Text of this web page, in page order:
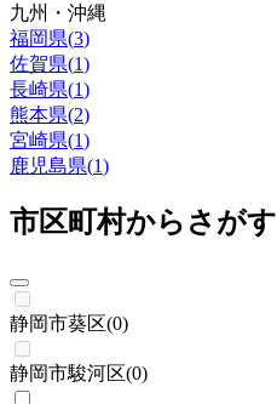
九州・沖縄
福岡県(3)
佐賀県(1)
長崎県(1)
熊本県(2)
宮崎県(1)
鹿児島県(1)
市区町村からさがす
静岡市葵区(0)
静岡市駿河区(0)